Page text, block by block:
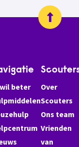
beter
Over
Scouters
Ons team
Vrienden
van